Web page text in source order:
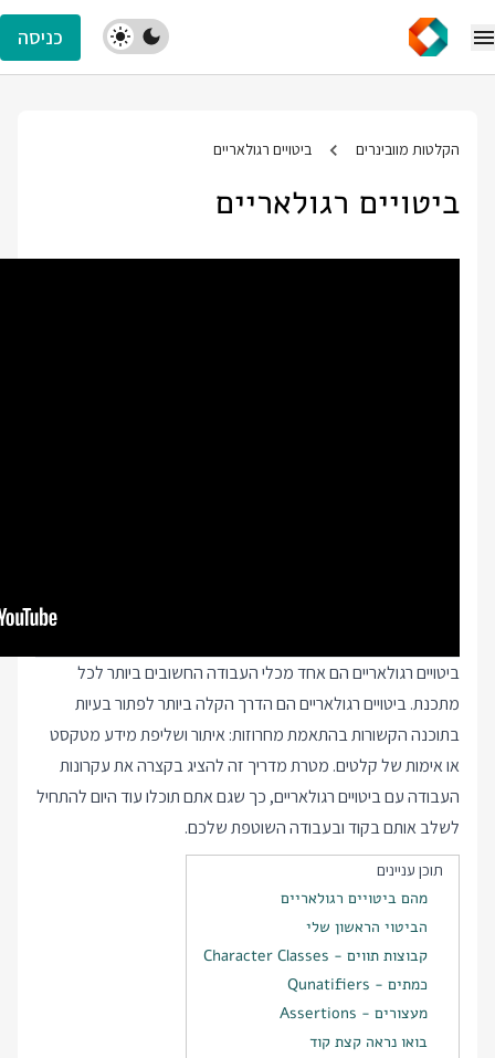
כניסה
הקלטות מוובינרים ביטויים רגולאריים
ביטויים רגולאריים
ביטויים רגולאריים הם אחד מכלי העבודה החשובים ביותר לכל
מתכנת. ביטויים רגולאריים הם הדרך הקלה ביותר לפתור בעיות
בתוכנה הקשורות בהתאמת מחרוזות: איתור ושליפת מידע מטקסט
או אימות של קלטים. מטרת מדריך זה להציג בקצרה את עקרונות
העבודה עם ביטויים רגולאריים, כך שגם אתם תוכלו עוד היום להתחיל
לשלב אותם בקוד ובעבודה השוטפת שלכם.
תוכן עניינים
מהם ביטויים רגולאריים
הביטוי הראשון שלי
קבוצות תווים - Character Classes
כמתים - Qunatifiers
מעצורים - Assertions
בואו נראה קצת קוד